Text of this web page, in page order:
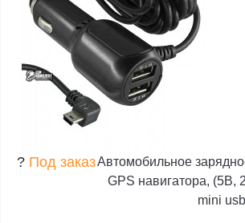
? Под заказАвтомобильное
GPS навигатора, (5В,
mini usb